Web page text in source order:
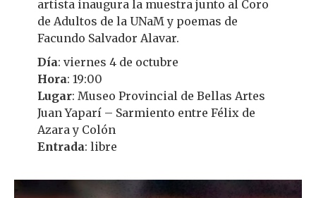
artista inaugura la muestra junto al Coro
de Adultos de la UNaM y poemas de
Facundo Salvador Alavar.
Día: viernes 4 de octubre
Hora: 19:00
Lugar: Museo Provincial de Bellas Artes
Juan Yaparí – Sarmiento entre Félix de
Azara y Colón
Entrada: libre